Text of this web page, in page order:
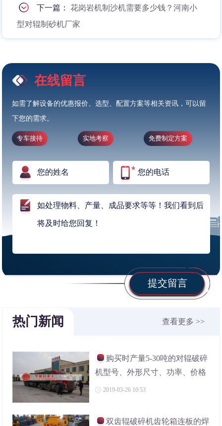
下一篇：花岗岩机制沙机需要多少钱？河南小
型对辊制砂机厂家
在线留言
如需了解设备的优惠报价、选型、配置方案等相关资讯，可以留
下您的需求。
专车接待 实地考察 免费制定方案
提交留言
热门新闻 查看更多 >>
购买时产量5-30吨的对辊破碎
机型号、外形尺寸、功率、价格
2019-03-26 10:53
双齿辊破碎机齿轮箱连板的焊